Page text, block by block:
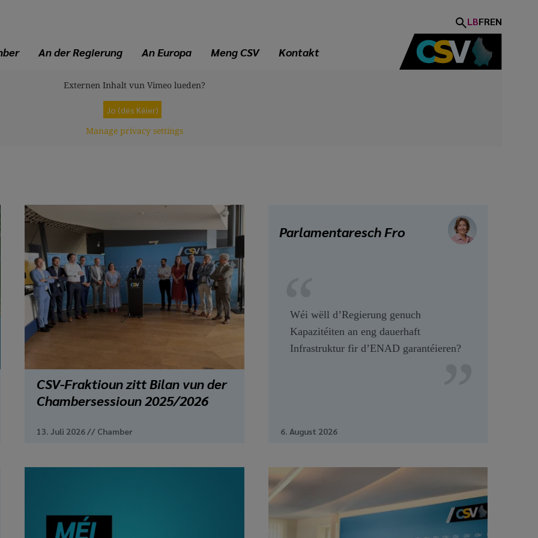
LBFREN
An der Regierung An Europa Meng CSV Kontakt
Externen Inhalt vun Vimeo lueden?
Jo (dës Kéier)
Manage privacy settings
CSV-Fraktioun zitt Bilan vun der
Chambersessioun 2025/2026
13. Juli 2026 // Chamber
Parlamentaresch Fro
Wéi wëll d’Regierung genuch
Kapazitéiten an eng dauerhaft
Infrastruktur fir d’ENAD garantéieren?
6. August 2026